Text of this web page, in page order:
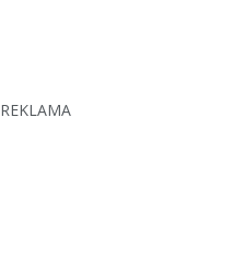
REKLAMA